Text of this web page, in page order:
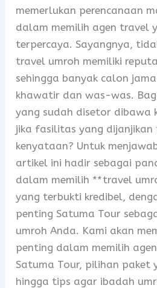
memerlukan perencanaan
dalam memilih agen travel
terpercaya. Sayangnya,
travel umroh memiliki
sehingga banyak calon
khawatir dan was-was.
yang sudah disetor dibawa
jika fasilitas yang dijanjikan
kenyataan? Untuk
artikel ini hadir sebagai
dalam memilih **travel
yang terbukti kredibel,
penting Satuma Tour
umroh Anda. Kami akan
penting dalam memilih
Satuma Tour, pilihan paket
hingga tips agar ibadah